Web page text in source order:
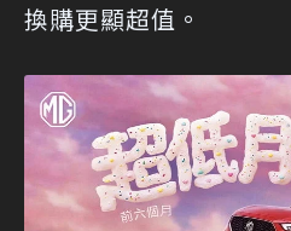
換購更顯超值。